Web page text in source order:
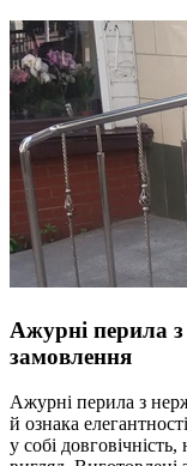
Ажурні перила з
замовлення
Ажурні перила з
й ознака
у собі